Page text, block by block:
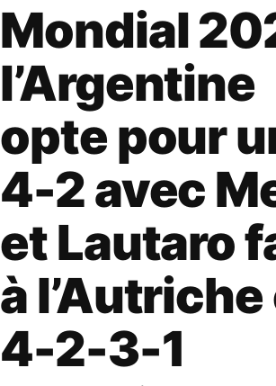
Mondial
l’Argentine
opte pour
4-2 avec
et Lautaro
à l’Autriche
4-2-3-1